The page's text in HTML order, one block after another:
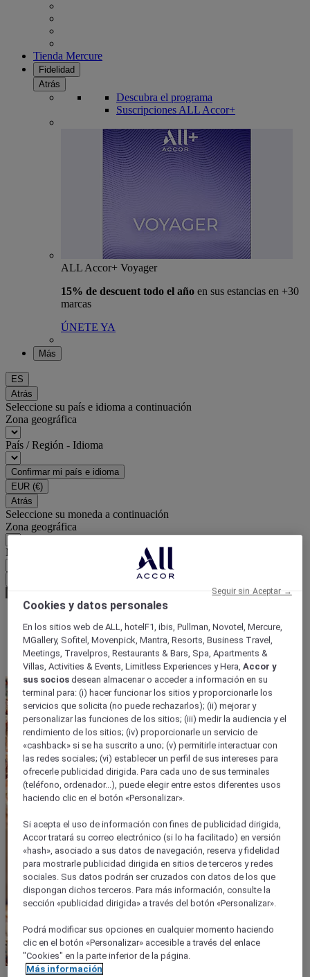
Tienda Mercure
Fidelidad
Atrás
Descubra el programa
Suscripciones ALL Accor+
ALL Accor+ Voyager
15% de descuent todo el año en sus estancias en +30
marcas
ÚNETE YA
Más
ES
Atrás
Seleccione su país e idioma a continuación
Zona geográfica
País / Región - Idioma
Confirmar mi país e idioma
EUR (€)
Atrás
Seleccione su moneda a continuación
Zona geográfica
Moneda
Página de inicio
Ofertas del centro
Mercados navideños en Europa | Mercure Hotels
Cookies y datos personales
En los sitios web de ALL, hotelF1, ibis, Pullman, Novotel, Mercure,
MGallery, Sofitel, Movenpick, Mantra, Resorts, Business Travel,
Meetings, Travelpros, Restaurants & Bars, Spa, Apartments &
Villas, Activities & Events, Limitless Experiences y Hera,Accor y
sus socios desean almacenar o acceder a información en su
terminal para: (i) hacer funcionar los sitios y proporcionarle los
servicios que solicita (no puede rechazarlos); (ii) mejorar y
personalizar las funciones de los sitios; (iii) medir la audiencia y el
rendimiento de los sitios; (iv) proporcionarle un servicio de
«cashback» si se ha suscrito a uno; (v) permitirle interactuar con
las redes sociales; (vi) establecer un perfil de sus intereses para
ofrecerle publicidad dirigida. Para cada uno de sus terminales
(teléfono, ordenador...), puede elegir entre estos diferentes usos
haciendo clic en el botón «Personalizar».
Si acepta el uso de información con fines de publicidad dirigida,
Accor tratará su correo electrónico (si lo ha facilitado) en versión
«hash», asociado a sus datos de navegación, reserva y fidelidad
para mostrarle publicidad dirigida en sitios de terceros y redes
sociales. Sus datos podrán ser cruzados con datos de los que
dispongan dichos terceros. Para más información, consulte la
sección «publicidad dirigida» a través del botón «Personalizar».
Podrá modificar sus opciones en cualquier momento haciendo
clic en el botón «Personalizar» accesible a través del enlace
"Cookies" en la parte inferior de la página.
Más información
Seguir sin Aceptar →